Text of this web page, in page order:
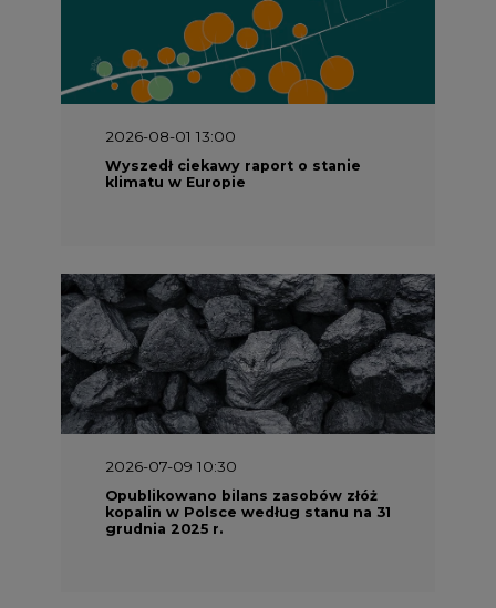
2026-08-01 13:00
Wyszedł ciekawy raport o stanie
klimatu w Europie
2026-07-09 10:30
Opublikowano bilans zasobów złóż
kopalin w Polsce według stanu na 31
grudnia 2025 r.